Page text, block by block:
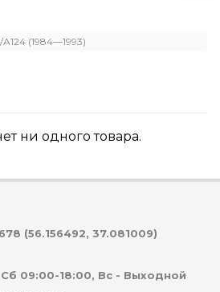
A124 (1984—1993)
ни одного товара.
(56.156492, 37.081009)
09:00-18:00, Вс - Выходной